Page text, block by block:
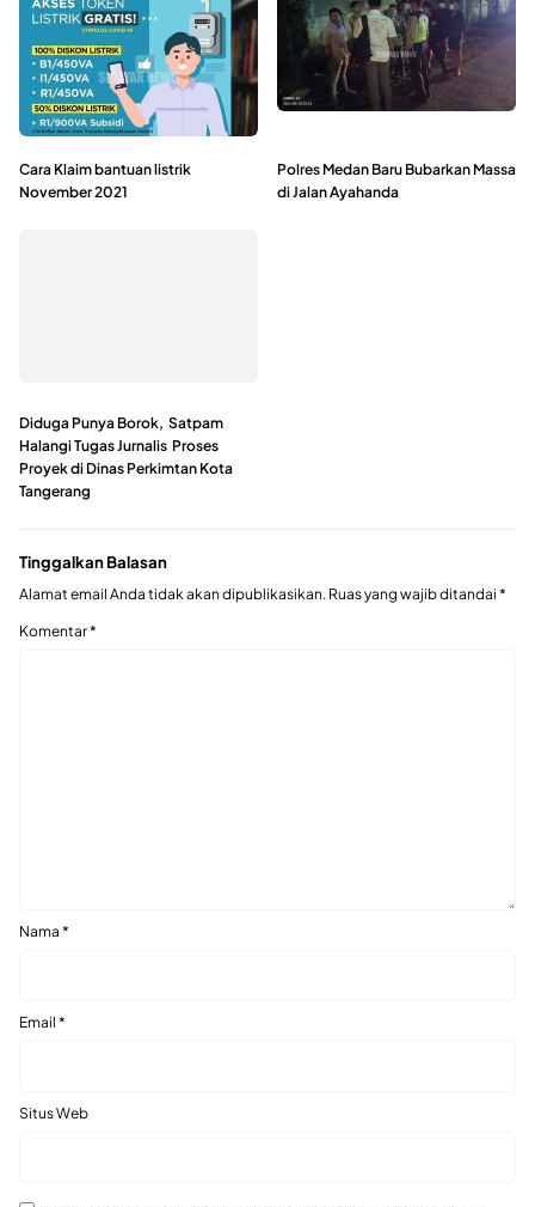
Cara Klaim bantuan listrik
November 2021
Polres Medan Baru Bubarkan Massa
di Jalan Ayahanda
Diduga Punya Borok, Satpam
Halangi Tugas Jurnalis Proses
Proyek di Dinas Perkimtan Kota
Tangerang
Tinggalkan Balasan
Alamat email Anda tidak akan dipublikasikan. Ruas yang wajib ditandai *
Komentar*
Nama *
Email *
Situs Web